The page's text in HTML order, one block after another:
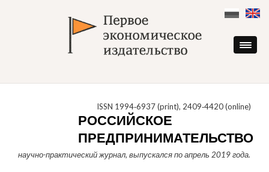
content
ISSN 1994‑6937 (print), 2409‑4420 (online)
РОССИЙСКОЕ
ПРЕДПРИНИМАТЕЛЬСТВО
научно-практический журнал, выпускался по апрель 2019 года.